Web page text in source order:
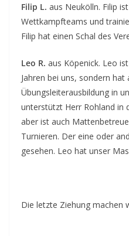
Filip L. aus Neukölln. Filip
Wettkampfteams und
Filip hat einen Schal des
Leo R. aus Köpenick. Leo
Jahren bei uns, sondern hat
Übungsleiterausbildung in
unterstützt Herr Rohland in
aber ist auch
Turnieren. Der eine oder
gesehen. Leo hat unser
Die letzte Ziehung machen